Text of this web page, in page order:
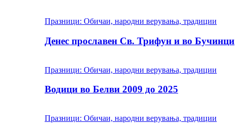
Празници: Обичаи, народни верувања, традиции
Денес прославен Св. Трифун и во Бучинци
Празници: Обичаи, народни верувања, традиции
Водици во Белви 2009 до 2025
Празници: Обичаи, народни верувања, традиции